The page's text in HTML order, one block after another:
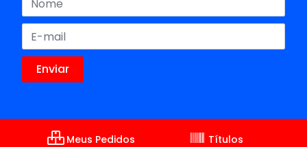
Meus Pedidos
Títulos